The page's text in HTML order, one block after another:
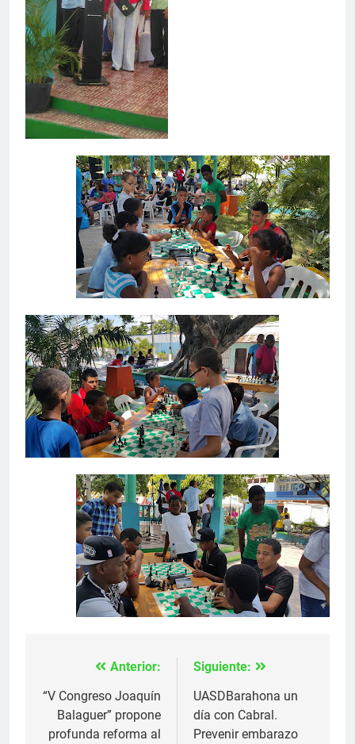
Navegación
de
entradas
Anterior:
“V Congreso Joaquín
Balaguer” propone
profunda reforma al
Siguiente:
UASDBarahona un
día con Cabral.
Prevenir embarazo